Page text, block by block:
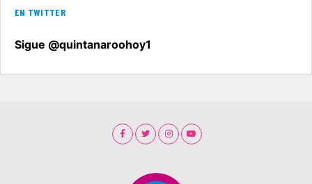
EN TWITTER
Sigue @quintanaroohoy1